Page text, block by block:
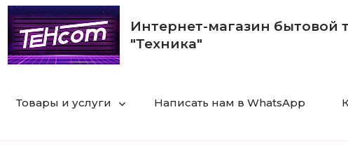
Интернет-магазин бытовой
"Техника"
Товары и услуги Написать нам в WhatsApp